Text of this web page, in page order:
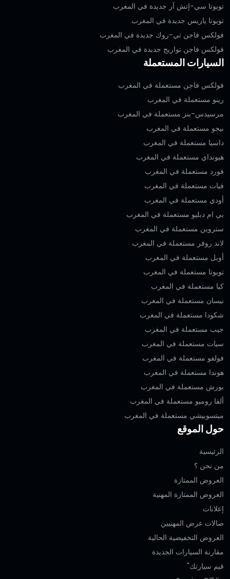
تويوتا سي-إتش آر جديدة في المغرب
تويوتا ياريس جديدة في المغرب
فولكس فاجن تي-روك جديدة في المغرب
فولكس فاجن تواريج جديدة في المغرب
السيارات المستعملة
فولكس فاجن مستعملة في المغرب
رينو مستعملة في المغرب
مرسيدس-بنز مستعملة في المغرب
بيجو مستعملة في المغرب
داسيا مستعملة في المغرب
هيونداي مستعملة في المغرب
فورد مستعملة في المغرب
فيات مستعملة في المغرب
أودي مستعملة في المغرب
بي ام دبليو مستعملة في المغرب
ستروين مستعملة في المغرب
لاند روفر مستعملة في المغرب
أوبل مستعملة في المغرب
تويوتا مستعملة في المغرب
كيا مستعملة في المغرب
نيسان مستعملة في المغرب
شكودا مستعملة في المغرب
جيب مستعملة في المغرب
سيات مستعملة في المغرب
فولفو مستعملة في المغرب
هوندا مستعملة في المغرب
بورش مستعملة في المغرب
ألفا روميو مستعملة في المغرب
ميتسوبيشي مستعملة في المغرب
حول الموقع
الرئيسية
من نحن ؟
العروض الممتازة
العروض الممتازة المهنية‎
إعلانات
صالات عرض المهنيين
العروض التخفيضية الحالية
مقارنة السيارات الجديدة
قيم سيارتك"